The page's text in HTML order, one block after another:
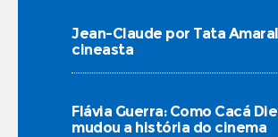
Jean-Claude por Tata
cineasta
Flávia Guerra: Como Cacá
mudou a história do cinema